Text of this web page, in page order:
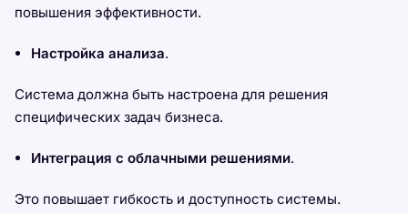
повышения эффективности.
Настройка анализа.
Система должна быть настроена для решения
специфических задач бизнеса.
Интеграция с облачными решениями.
Это повышает гибкость и доступность системы.